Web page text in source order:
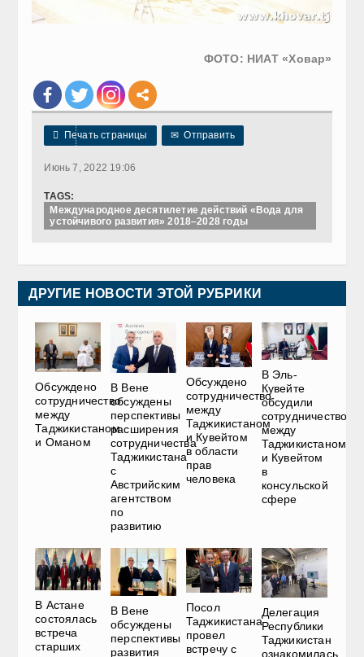
ФОТО: НИАТ «Ховар»
 Печать страницы ✉ Отправить
Июнь 7, 2022 19:06
TAGS:
Международное десятилетие действий «Вода для
устойчивого развития» 2018–2028 годы
ДРУГИЕ НОВОСТИ ЭТОЙ РУБРИКИ
Обсуждено
сотрудничество
между
Таджикистаном
и Оманом
В Вене
обсуждены
перспективы
расширения
сотрудничества
Таджикистана
с
Австрийским
агентством
по
развитию
Обсуждено
сотрудничество
между
Таджикистаном
и Кувейтом
в области
прав
человека
В Эль-
Кувейте
обсудили
сотрудничество
между
Таджикистаном
и Кувейтом
в
консульской
сфере
В Астане
состоялась
встреча
старших
В Вене
обсуждены
перспективы
развития
Посол
Таджикистана
провел
встречу с
Делегация
Республики
Таджикистан
ознакомилась